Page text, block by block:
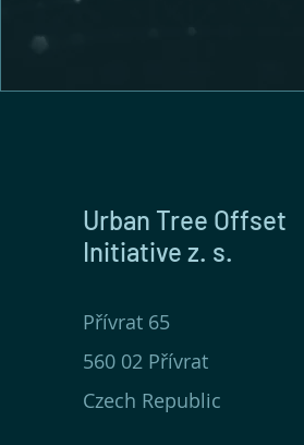
Urban Tree Offset
Initiative z. s.
Přívrat 65
560 02 Přívrat
Czech Republic